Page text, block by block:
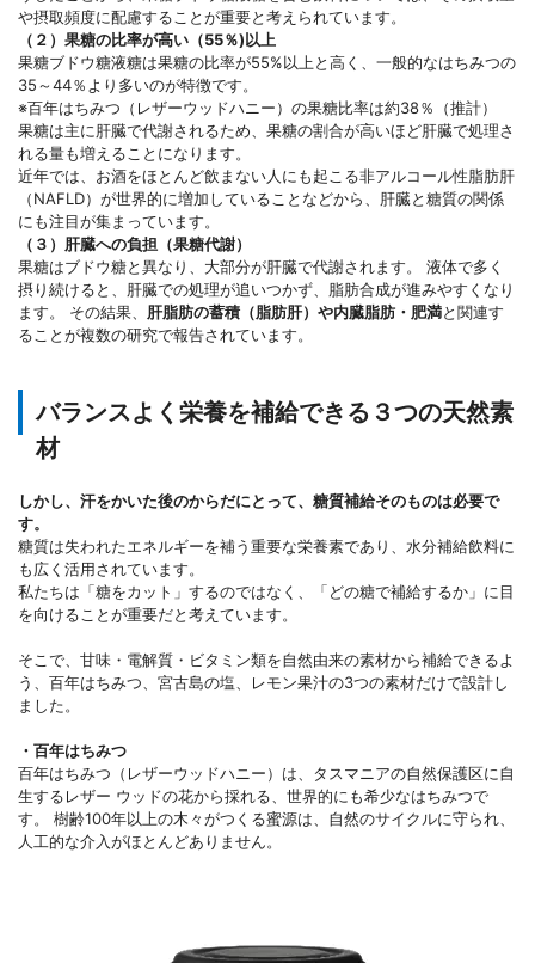
や摂取頻度に配慮することが重要と考えられています。
（２）果糖の比率が高い（55％)以上
果糖ブドウ糖液糖は果糖の比率が55%以上と高く、一般的なはちみつの
35～44％より多いのが特徴です。
※百年はちみつ（レザーウッドハニー）の果糖比率は約38％（推計）
果糖は主に肝臓で代謝されるため、果糖の割合が高いほど肝臓で処理さ
れる量も増えることになります。
近年では、お酒をほとんど飲まない人にも起こる非アルコール性脂肪肝
（NAFLD）が世界的に増加していることなどから、肝臓と糖質の関係
にも注目が集まっています。
（３）肝臓への負担（果糖代謝）
果糖はブドウ糖と異なり、大部分が肝臓で代謝されます。 液体で多く
摂り続けると、肝臓での処理が追いつかず、脂肪合成が進みやすくなり
ます。 その結果、 肝脂肪の蓄積（脂肪肝）や内臓脂肪・肥満と関連す
ることが複数の研究で報告されています。
バランスよく栄養を補給できる３つの天然素
材
しかし、汗をかいた後のからだにとって、糖質補給そのものは必要で
す。
糖質は失われたエネルギーを補う重要な栄養素であり、水分補給飲料に
も広く活用されています。
私たちは「糖をカット」するのではなく、「どの糖で補給するか」に目
を向けることが重要だと考えています。
そこで、甘味・電解質・ビタミン類を自然由来の素材から補給できるよ
う、百年はちみつ、宮古島の塩、レモン果汁の3つの素材だけで設計し
ました。
・百年はちみつ
百年はちみつ（レザーウッドハニー）は、タスマニアの自然保護区に自
生するレザー ウッドの花から採れる、世界的にも希少なはちみつで
す。 樹齢100年以上の木々がつくる蜜源は、自然のサイクルに守られ、
人工的な介入がほとんどありません。